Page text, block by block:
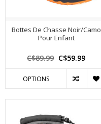
Bottes De Chasse Noir/Camo
Pour Enfant
C$89.99 C$59.99
OPTIONS